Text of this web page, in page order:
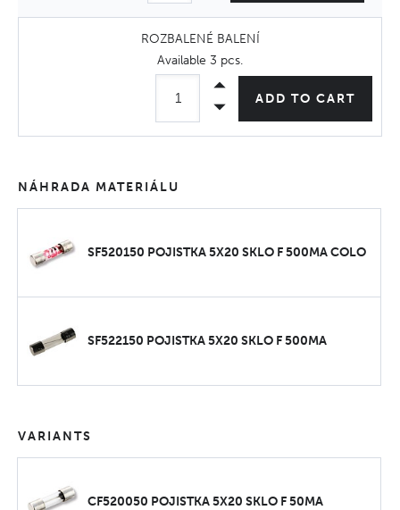
ROZBALENÉ BALENÍ
Available 3 pcs.
ADD TO CART
NÁHRADA MATERIÁLU
SF520150 POJISTKA 5X20 SKLO F 500MA COLO
SF522150 POJISTKA 5X20 SKLO F 500MA
VARIANTS
CF520050 POJISTKA 5X20 SKLO F 50MA